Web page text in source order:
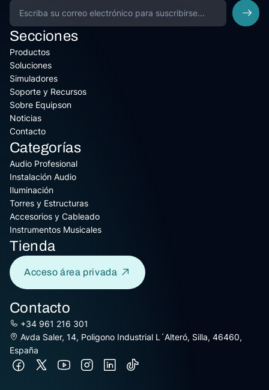
Secciones
Productos
Soluciones
Simuladores
Soporte y Recursos
Sobre Equipson
Noticias
Contacto
Categorías
Audio Profesional
Instalación Audio
Iluminación
Torres y Estructuras
Accesorios y Cableado
Instrumentos Musicales
Tienda
Acceso área privada
Contacto
+34 961 216 301
Avda Saler, 14, Poligono Industrial L´Alteró, Silla, 46460,
España